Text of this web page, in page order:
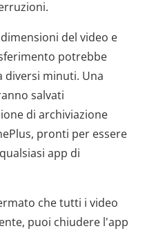
del video e
potrebbe
diversi minuti. Una
salvati
di archiviazione
pronti per essere
app di
che tutti i video
puoi chiudere l'app